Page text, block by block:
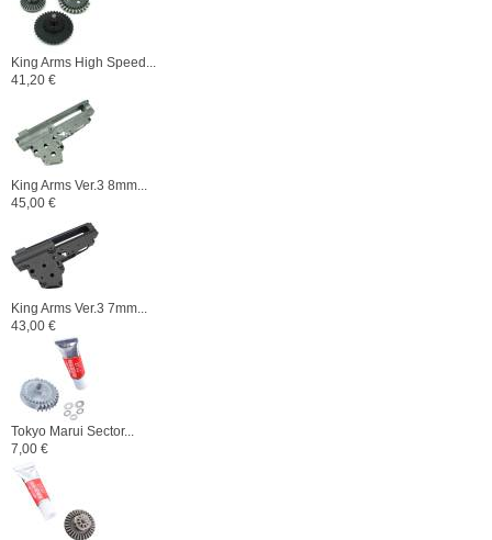
King Arms High Speed...
41,20 €
King Arms Ver.3 8mm...
45,00 €
King Arms Ver.3 7mm...
43,00 €
Tokyo Marui Sector...
7,00 €